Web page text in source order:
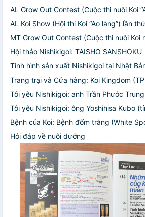
AL Grow Out Contest (Cuộc thi nuôi Koi
AL Koi Show (Hội thi Koi “Ao làng”) lần
MT Grow Out Contest (Cuộc thi nuôi Koi
Hội thảo Nishikigoi: TAISHO SANSHOKU
Tình hình sản xuất Nishikigoi tại Nhật
Trang trại và Cửa hàng: Koi Kingdom
Tôi yêu Nishikigoi: anh Trần Phước
Tôi yêu Nishikigoi: ông Yoshihisa Kubo
Bệnh của Koi: Bệnh đốm trắng (White
Hỏi đáp về nuôi dưỡng